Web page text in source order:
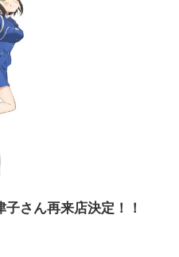
子さん再来店決定！！